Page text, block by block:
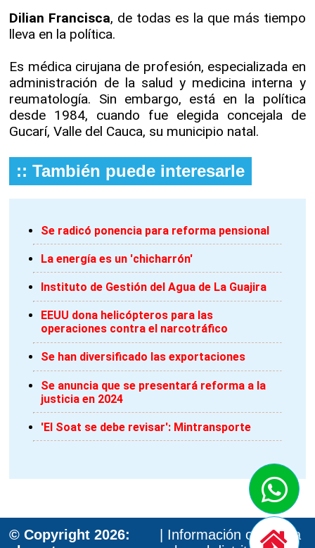
Dilian Francisca, de todas es la que más tiempo
lleva en la política.
Es médica cirujana de profesión, especializada en
administración de la salud y medicina interna y
reumatología. Sin embargo, está en la política
desde 1984, cuando fue elegida concejala de
Gucarí, Valle del Cauca, su municipio natal.
:: También puede interesarle
Se radicó ponencia para reforma pensional
La energía es un 'chicharrón'
Instituto de Gestión del Agua de La Guajira
EEUU dona helicópteros para las
operaciones contra el narcotráfico
Se han diversificado las exportaciones
Se anuncia que se presentará reforma a la
justicia en 2024
'El Soat se debe revisar': Mintransporte
© Copyright 2026:
| Información oportuna